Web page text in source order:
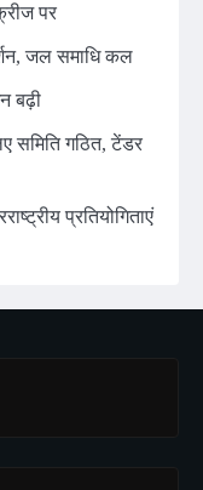
पर
जल समाधि कल
बढ़ी
समिति गठित, टेंडर
प्रतियोगिताएं